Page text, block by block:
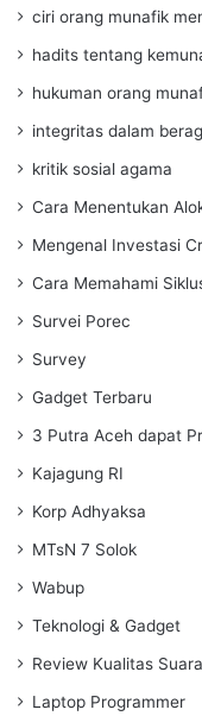
ciri orang munafik
hadits tentang
hukuman orang
integritas dalam
kritik sosial agama
Cara Menentukan
Mengenal Investasi
Cara Memahami
Survei Porec
Survey
Gadget Terbaru
3 Putra Aceh dapat
Kajagung RI
Korp Adhyaksa
MTsN 7 Solok
Wabup
Teknologi & Gadget
Review Kualitas
Laptop Programmer